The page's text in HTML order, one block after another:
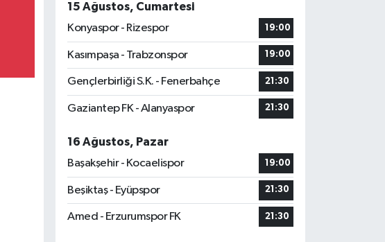
15 Ağustos, Cumartesi
Konyaspor - Rizespor
19:00
Kasımpaşa - Trabzonspor 19:00
Gençlerbirliği S.K. - Fenerbahçe 21:30
Gaziantep FK - Alanyaspor 21:30
16 Ağustos, Pazar
Başakşehir - Kocaelispor
19:00
Beşiktaş - Eyüpspor 21:30
Amed - Erzurumspor FK 21:30